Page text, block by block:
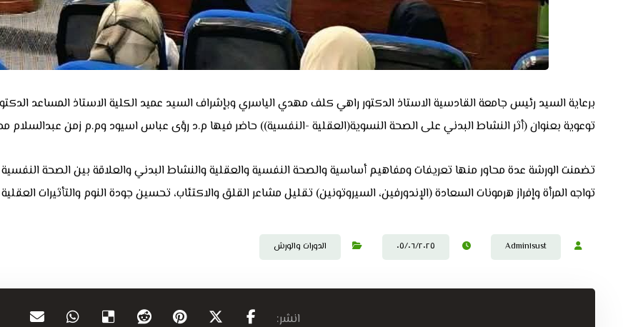
برعاية السيد رئيس جامعة القادسية الاستاذ الدكتور راهي كلف مهدي الياسري وبإشراف السيد عميد الكلية الاستاذ المساعد
توعوية بعنوان (أثر النشاط البدني على الصحة النسوية(العقلية -النفسية)) حاضر فيها م.د رؤى عباس اسيود وم.م زمن عبدالسلام
تضمنت الورشة عدة محاور منها تعريفات ومفاهيم أساسية والصحة النفسية والعقلية والنشاط البدني والعلاقة بين الصحة
تواجه المرأة وإفراز هرمونات السعادة (الإندورفين، السيروتونين) تقليل مشاعر القلق والاكتئاب، تحسين جودة النوم والتأثيرات العقلية
Admin١sust ٠٥/٠٦/٢٠٢٥ الدورات والورش